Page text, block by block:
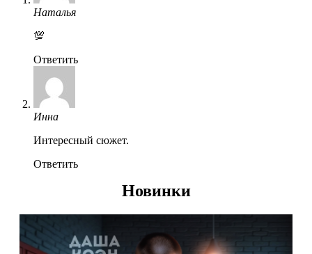
Наталья
💯
Ответить
Инна
Интересный сюжет.
Ответить
Новинки